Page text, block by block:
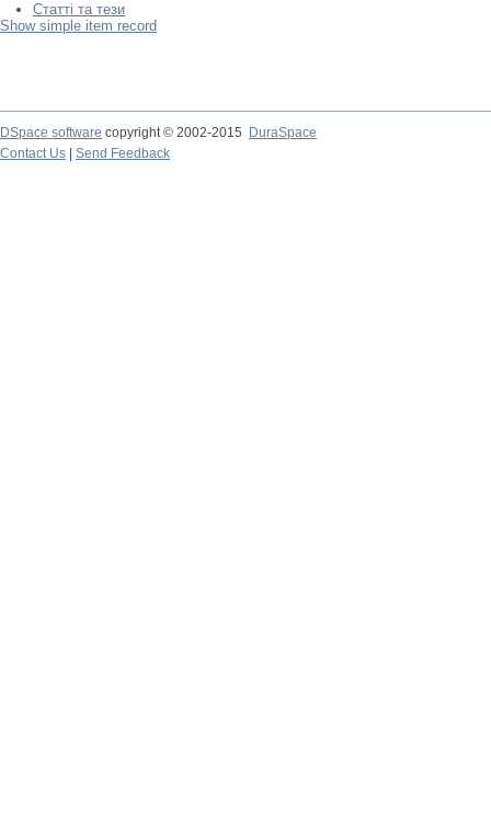
Статті та тези
Show simple item record
DSpace software copyright © 2002-2015
DuraSpace
Contact Us
Send Feedback